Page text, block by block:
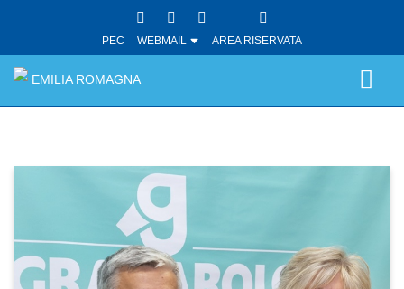
PEC WEBMAIL AREA RISERVATA
EMILIA ROMAGNA